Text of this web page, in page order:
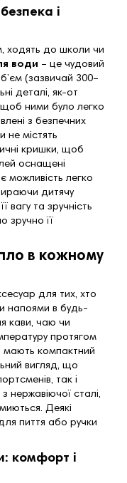
і
ходять до школи чи
води – це чудовий
(зазвичай 300–
деталі, як-от
щоб ними було легко
з безпечних
не містять
кришки, щоб
оснащені
легко
дитячу
вагу та зручність
зручно її
в кожному
для тих, хто
напоями в будь-
кави, чаю чи
протягом
мають компактний
вигляд, що
так і
нержавіючої сталі,
Деякі
пиття або ручки
комфорт і